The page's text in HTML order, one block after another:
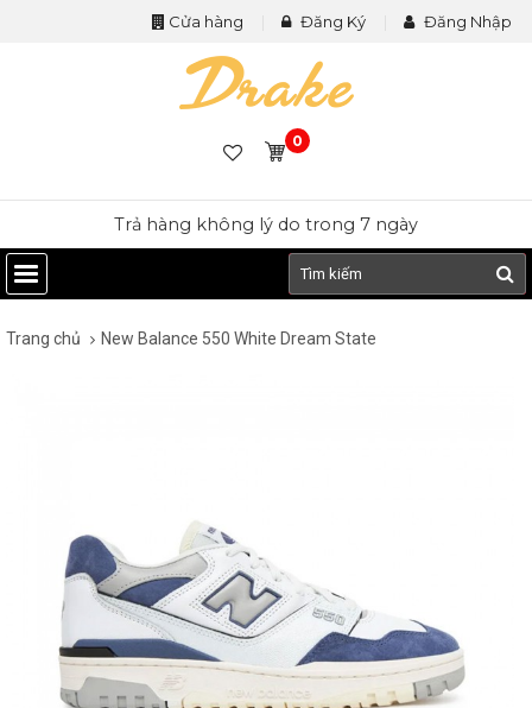
Cửa hàng Đăng Ký Đăng Nhập
0
Trả hàng không lý do trong 7 ngày
Trang chủ New Balance 550 White Dream State